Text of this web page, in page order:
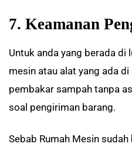
7. Keamanan
Untuk anda yang berada di
mesin atau alat yang ada
pembakar sampah tanpa
soal pengiriman barang.
Sebab Rumah Mesin